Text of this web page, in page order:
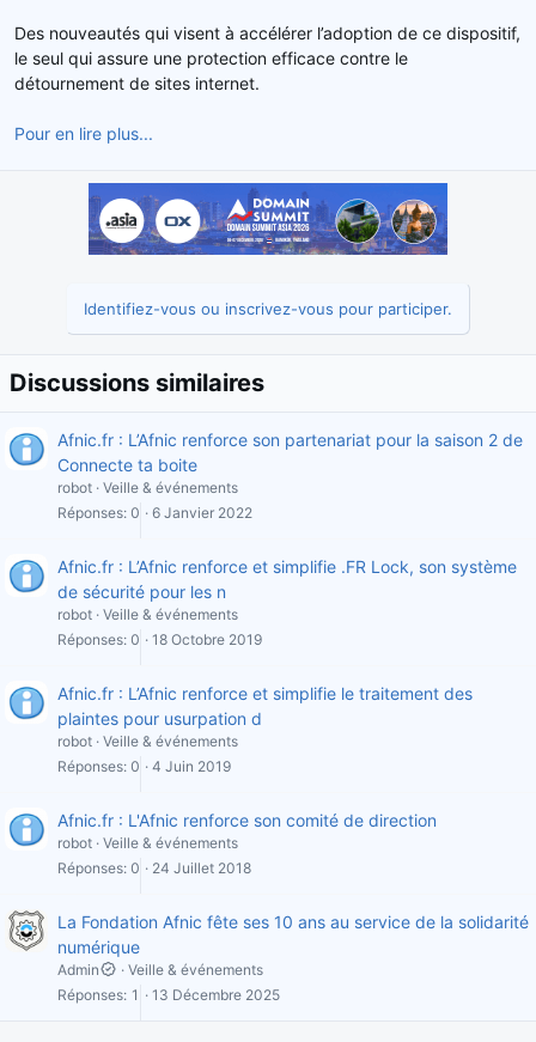
e
l
a
i
Des nouveautés qui visent à accélérer l’adoption de ce dispositif,
le seul qui assure une protection efficace contre le
détournement de sites internet.
Pour en lire plus...
Identifiez-vous ou inscrivez-vous pour participer.
Discussions similaires
Afnic.fr : L’Afnic renforce son partenariat pour la saison 2 de
Connecte ta boite
robot Veille & événements
Réponses 0 6 Janvier 2022
Afnic.fr : L’Afnic renforce et simplifie .FR Lock, son système
de sécurité pour les n
robot Veille & événements
Réponses 0 18 Octobre 2019
Afnic.fr : L’Afnic renforce et simplifie le traitement des
plaintes pour usurpation d
robot Veille & événements
Réponses 0 4 Juin 2019
Afnic.fr : L'Afnic renforce son comité de direction
robot Veille & événements
Réponses 0 24 Juillet 2018
La Fondation Afnic fête ses 10 ans au service de la solidarité
numérique
Admin
Veille & événements
Réponses 1 13 Décembre 2025